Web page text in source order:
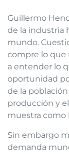
Guillermo
de la industria
mundo.
compre lo que
a entender lo
oportunidad
de la
producción y
muestra como
Sin embargo
demanda